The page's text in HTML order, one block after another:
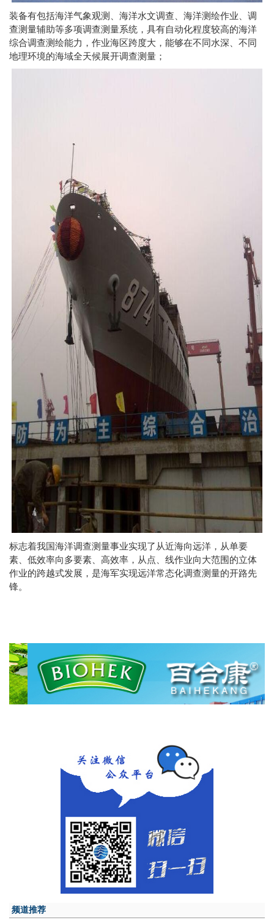
装备有包括海洋气象观测、海洋水文调查、海洋测绘作业、调
查测量辅助等多项调查测量系统，具有自动化程度较高的海洋
综合调查测绘能力，作业海区跨度大，能够在不同水深、不同
地理环境的海域全天候展开调查测量；
标志着我国海洋调查测量事业实现了从近海向远洋，从单要
素、低效率向多要素、高效率，从点、线作业向大范围的立体
作业的跨越式发展，是海军实现远洋常态化调查测量的开路先
锋。
频道推荐